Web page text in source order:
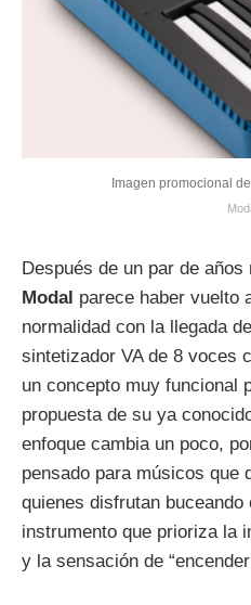
Imagen promocional
Después de un par de
Modal parece haber vuelto
normalidad con la llegada
sintetizador VA de 8 voces
un concepto muy funcional
propuesta de su ya
enfoque cambia un poco,
pensado para músicos que
quienes disfrutan
instrumento que prioriza la
y la sensación de